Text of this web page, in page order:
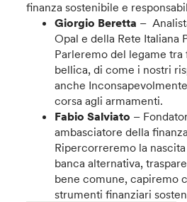
finanza sostenibile e
Giorgio Beretta –
Opal e della Rete Italiana
Parleremo del legame tra
bellica, di come i nostri
anche
corsa agli armamenti.
Fabio Salviato –
ambasciatore della
Ripercorreremo la
banca alternativa,
bene comune, capiremo
strumenti finanziari